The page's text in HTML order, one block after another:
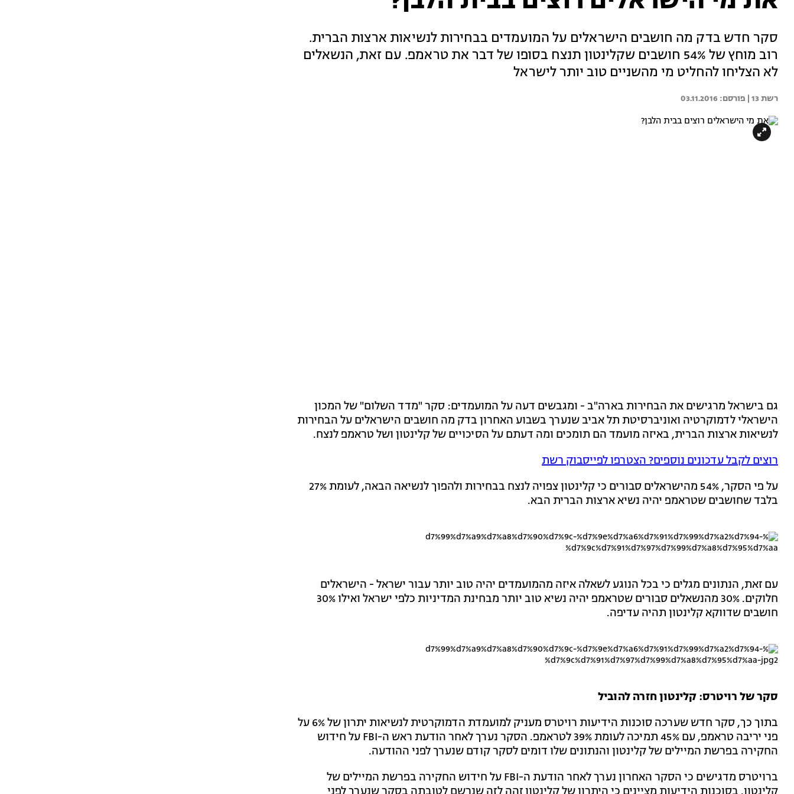
סקר חדש בדק מה חושבים הישראלים על המועמדים בבחירות לנשיאות ארצות הברית.
רוב מוחץ של 54% חושבים שקלינטון תנצח בסופו של דבר את טראמפ. עם זאת, הנשאלים
לא הצליחו להחליט מי מהשניים טוב יותר לישראל
רשת 13 | 03.11.2016
גם בישראל מרגישים את הבחירות בארה"ב - ומגבשים דעה על המועמדים: סקר "מדד השלום" של המכון
הישראלי לדמוקרטיה ואוניברסיטת תל אביב שנערך בשבוע האחרון בדק מה חושבים הישראלים על הבחירות
לנשיאות ארצות הברית, באיזה מועמד הם תומכים ומה דעתם על הסיכויים של קלינטון ושל טראמפ לנצח.
רוצים לקבל עדכונים נוספים? הצטרפו לפייסבוק רשת
על פי הסקר, 54% מהישראלים סבורים כי קלינטון צפויה לנצח בבחירות ולהפוך לנשיאה הבאה, לעומת 27%
בלבד שחושבים שטראמפ יהיה נשיא ארצות הברית הבא.
עם זאת, הנתונים מגלים כי בכל הנוגע לשאלה איזה מהמועמדים יהיה טוב יותר עבור ישראל - הישראלים
חלוקים. 30% מהנשאלים סבורים שטראמפ יהיה נשיא טוב יותר מבחינת המדיניות כלפי ישראל ואילו 30%
חושבים שדווקא קלינטון תהיה עדיפה.
סקר של רויטרס: קלינטון חזרה להוביל
בתוך כך, סקר חדש שערכה סוכנות הידיעות רויטרס מעניק למועמדת הדמוקרטית לנשיאות יתרון של 6% על
פני יריבה טראמפ, עם 45% תמיכה לעומת 39% לטראמפ. הסקר נערך לאחר הודעת ראש ה-FBI על חידוש
החקירה בפרשת המיילים של קלינטון והנתונים שלו דומים לסקר קודם שנערך לפני ההודעה.
ברויטרס מדגישים כי הסקר האחרון נערך לאחר הודעת ה-FBI על חידוש החקירה בפרשת המיילים של